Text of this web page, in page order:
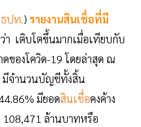
ธปท.) รายงานสินเชื่อที่มี
า เติบโตขึ้นมากเมื่อเทียบกับ
ของโควิด-19 โดยล่าสุด ณ
มีจำนวนบัญชีทั้งสิ้น
มียอดสินเชื่อคงค้าง
ล้านบาทหรือ